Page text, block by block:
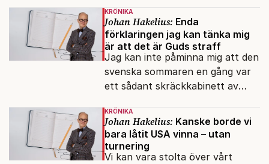
KRÖNIKA
Johan Hakelius: Enda
förklaringen jag kan tänka mig
är att det är Guds straff
Jag kan inte påminna mig att den
svenska sommaren en gång var
ett sådant skräckkabinett av
KRÖNIKA
Johan Hakelius: Kanske borde vi
bara låtit USA vinna – utan
turnering
Vi kan vara stolta över vårt